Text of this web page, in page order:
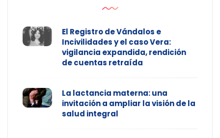
El Registro de Vándalos e
Incivilidades y el caso Vera:
vigilancia expandida, rendición
de cuentas retraída
La lactancia materna: una
invitación a ampliar la visión de la
salud integral